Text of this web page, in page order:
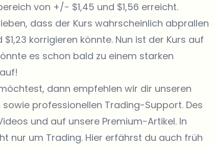
von +/- $1,45 und $1,56 erreicht.
dass der Kurs wahrscheinlich abprallen
korrigieren könnte. Nun ist der Kurs auf
es schon bald zu einem starken
dann empfehlen wir dir unseren
professionellen Trading-Support. Des
und auf unsere Premium-Artikel. In
nur um Trading. Hier erfährst du auch früh